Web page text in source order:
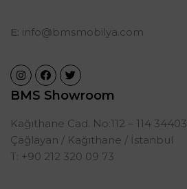
E: info@bmsmobilya.com
BMS Showroom
Kağıthane Cad. No:112 – 114 34403
Çağlayan / Kağıthane / İstanbul
T: +90 212 320 09 73